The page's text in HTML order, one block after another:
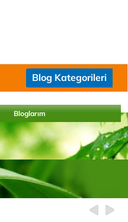
Blog Kategorileri
Bloglarım